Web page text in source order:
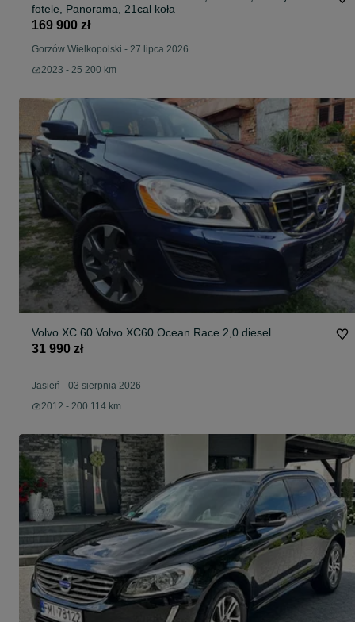
fotele, Panorama, 21cal koła
169 900 zł
Gorzów Wielkopolski - 27 lipca 2026
2023 - 25 200 km
Volvo XC 60 Volvo XC60 Ocean Race 2,0 diesel
31 990 zł
Jasień - 03 sierpnia 2026
2012 - 200 114 km